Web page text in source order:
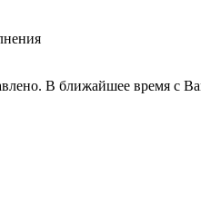
В ближайшее время с